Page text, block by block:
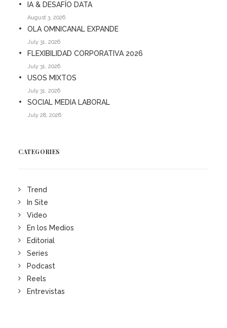
IA & DESAFÍO DATA
August 3, 2026
OLA OMNICANAL EXPANDE
July 31, 2026
FLEXIBILIDAD CORPORATIVA 2026
July 31, 2026
USOS MIXTOS
July 31, 2026
SOCIAL MEDIA LABORAL
July 28, 2026
CATEGORIES
Trend
In Site
Video
En los Medios
Editorial
Series
Podcast
Reels
Entrevistas